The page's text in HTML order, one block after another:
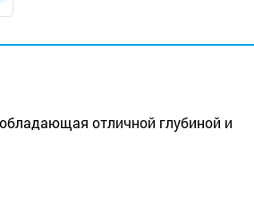
отличной глубиной и